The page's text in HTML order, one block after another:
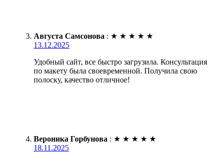
Августа Самсонова : ★ ★ ★ ★ ★
13.12.2025
Удобный сайт, все быстро загрузила. Консультация
по макету была своевременной. Получила свою
полоску, качество отличное!
Вероника Горбунова : ★ ★ ★ ★ ★
18.11.2025